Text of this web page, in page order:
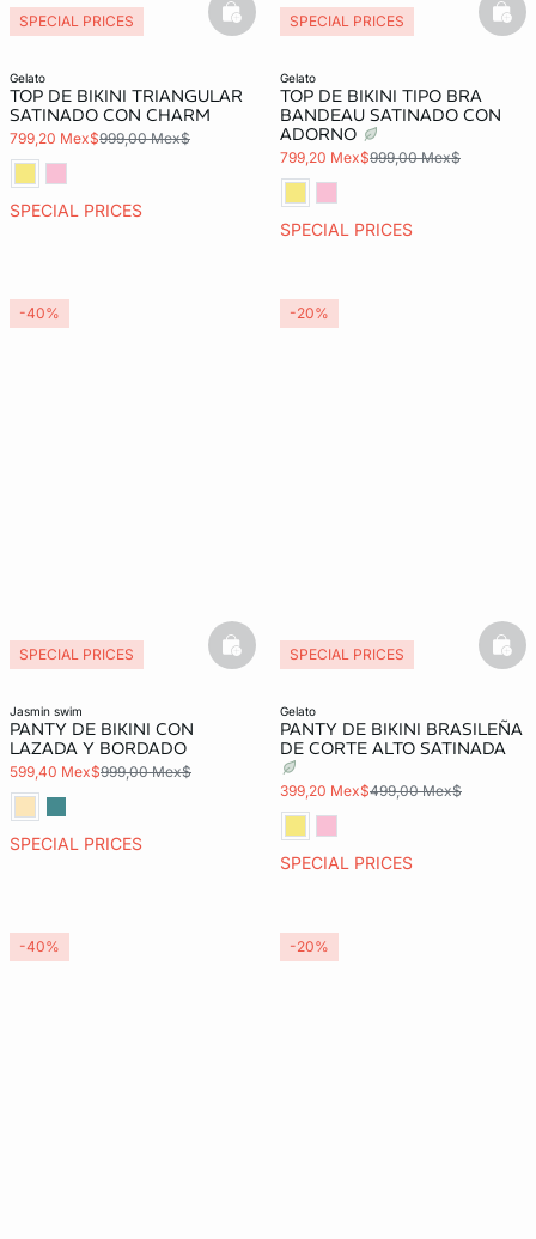
gelato
TOP DE BIKINI TRIANGULAR
SATINADO CON CHARM
799,20 Mex$999,00 Mex$
SPECIAL PRICES
SPECIAL PRICES basketfull
gelato
TOP DE BIKINI TIPO BRA
BANDEAU SATINADO CON
ADORNO
799,20 Mex$999,00 Mex$
SPECIAL PRICES
SPECIAL PRICES
jasmin swim
PANTY DE BIKINI CON
LAZADA Y BORDADO
599,40 Mex$999,00 Mex$
SPECIAL PRICES
SPECIAL PRICES basketfull
-40%
gelato
PANTY DE BIKINI BRASILEÑA
DE CORTE ALTO SATINADA
399,20 Mex$499,00 Mex$
SPECIAL PRICES
SPECIAL PRICES
-20%
-40% -20%